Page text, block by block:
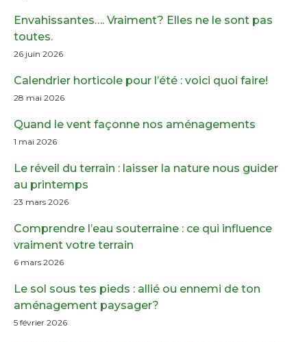
Envahissantes…. Vraiment? Elles ne le sont pas
toutes.
26 juin 2026
Calendrier horticole pour l’été : voici quoi faire!
28 mai 2026
Quand le vent façonne nos aménagements
1 mai 2026
Le réveil du terrain : laisser la nature nous guider
au printemps
23 mars 2026
Comprendre l’eau souterraine : ce qui influence
vraiment votre terrain
6 mars 2026
Le sol sous tes pieds : allié ou ennemi de ton
aménagement paysager?
5 février 2026